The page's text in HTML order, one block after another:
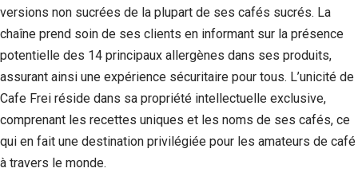
versions non sucrées de la plupart de ses cafés sucrés. La
chaîne prend soin de ses clients en informant sur la présence
potentielle des 14 principaux allergènes dans ses produits,
assurant ainsi une expérience sécuritaire pour tous. L’unicité de
Cafe Frei réside dans sa propriété intellectuelle exclusive,
comprenant les recettes uniques et les noms de ses cafés, ce
qui en fait une destination privilégiée pour les amateurs de café
à travers le monde.
votre intérêt et
votre
comportement
lorsque vous
visitez notre
site, vous
chances de
voir du
offres